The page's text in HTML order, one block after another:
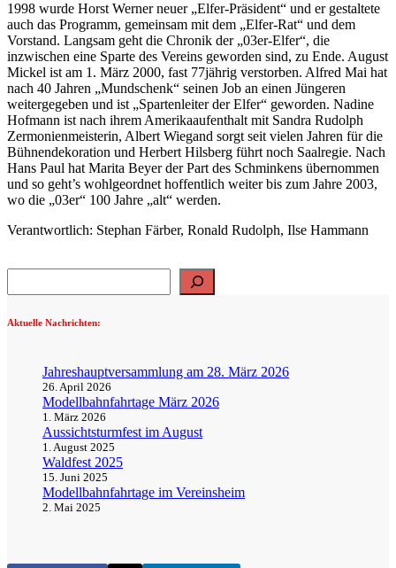
1998 wurde Horst Werner neuer „Elfer-Präsident“ und er gestaltete
auch das Programm, gemeinsam mit dem „Elfer-Rat“ und dem
Vorstand. Langsam geht die Chronik der „03er-Elfer“, die
inzwischen eine Sparte des Vereins geworden sind, zu Ende. August
Mickel ist am 1. März 2000, fast 77jährig verstorben. Alfred Mai hat
nach 40 Jahren „Mundschenk“ seinen Job an einen Jüngeren
weitergegeben und ist „Spartenleiter der Elfer“ geworden. Nadine
Hofmann ist nach ihrem Amerikaaufenthalt mit Sandra Rudolph
Zermonienmeisterin, Albert Wiegand sorgt seit vielen Jahren für die
Bühnendekoration und Herbert Hilsberg führt noch Saalregie. Nach
Hans Paul hat Marita Beyer der Part des Schminkens übernommen
und so geht’s wohlgeordnet hoffentlich weiter bis zum Jahre 2003,
wo die „03er“ 100 Jahre „alt“ werden.
Verantwortlich: Stephan Färber, Ronald Rudolph, Ilse Hammann
Aktuelle Nachrichten:
Jahreshauptversammlung am 28. März 2026
26. April 2026
Modellbahnfahrtage März 2026
1. März 2026
Aussichtsturmfest im August
1. August 2025
Waldfest 2025
15. Juni 2025
Modellbahnfahrtage im Vereinsheim
2. Mai 2025